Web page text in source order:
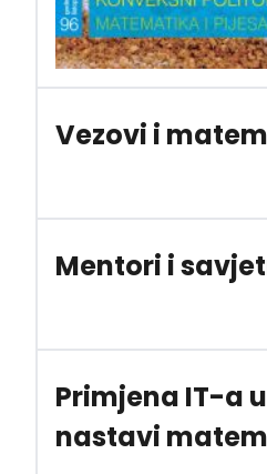
Vezovi i
Mentori i
Primjena IT-a
nastavi